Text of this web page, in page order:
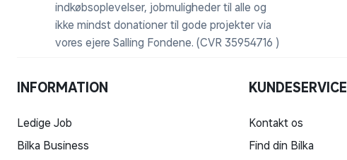
indkøbsoplevelser, jobmuligheder til alle og
ikke mindst donationer til gode projekter via
vores ejere Salling Fondene. (CVR 35954716 )
INFORMATION
Ledige Job
Bilka Business
KUNDESERVICE
Kontakt os
Find din Bilka